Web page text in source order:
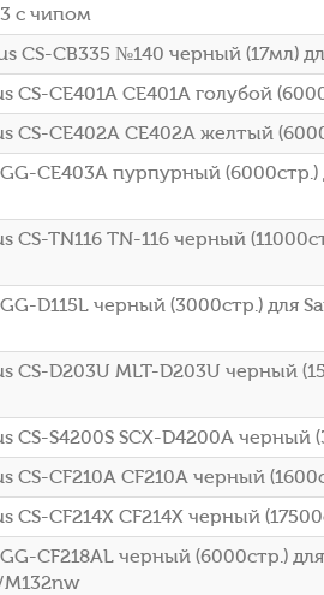
с чипом
CS-CB335 №140 черный (17мл)
CE401A CE401A голубой
CS-CE402A CE402A желтый
CE403A пурпурный (6000стр.)
CS-TN116 TN-116 черный
D115L черный (3000стр.) для
CS-D203U MLT-D203U черный
CS-S4200S SCX-D4200A черный
CF210A CF210A черный
CF214X CF214X черный
CF218AL черный (6000стр.)